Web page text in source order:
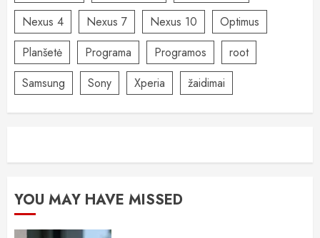
Nexus 4
Nexus 7 Nexus 10
Optimus
Planšetė
Programa Programos
root
Samsung
Sony Xperia žaidimai
YOU MAY HAVE MISSED